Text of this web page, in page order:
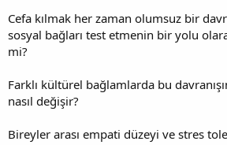
Cefa kılmak her zaman olumsuz bir
sosyal bağları test etmenin bir yolu
mi?
Farklı kültürel bağlamlarda bu
nasıl değişir?
Bireyler arası empati düzeyi ve stres